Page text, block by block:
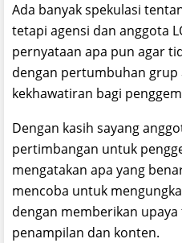
Ada banyak spekulasi
tetapi agensi dan anggota
pernyataan apa pun agar
dengan pertumbuhan
kekhawatiran bagi
Dengan kasih sayang
pertimbangan untuk
mengatakan apa yang
mencoba untuk
dengan memberikan
penampilan dan konten.